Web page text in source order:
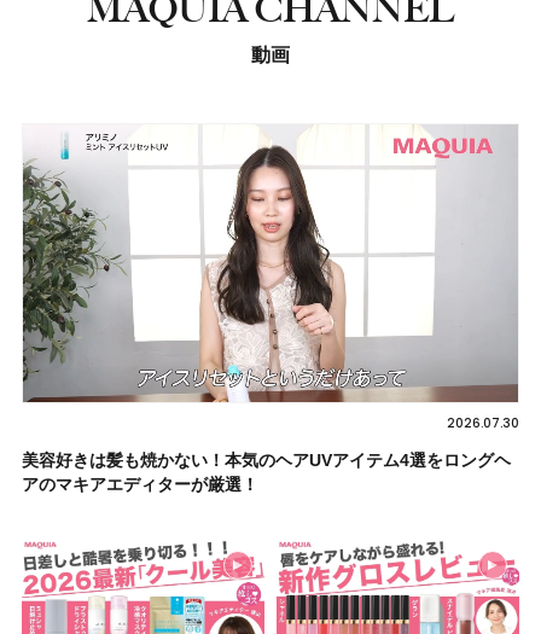
動画
2026.07.30
美容好きは髪も焼かない！本気のヘアUVアイテム4選をロングヘ
アのマキアエディターが厳選！